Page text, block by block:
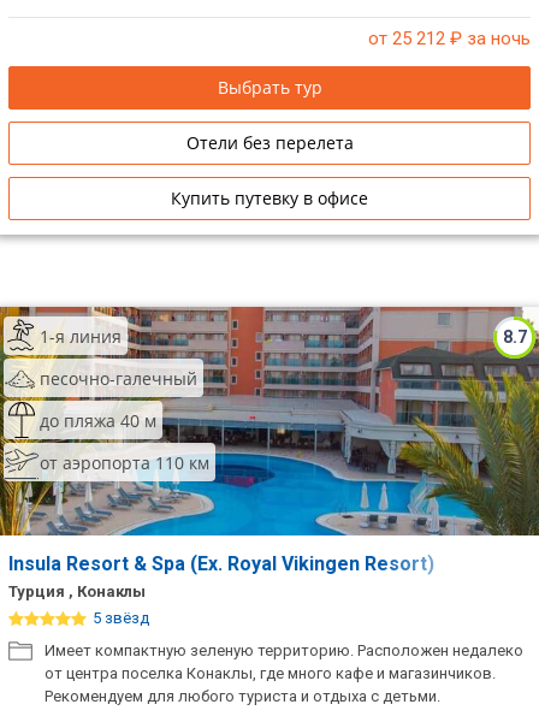
от 25 212 ₽ за ночь
Выбрать тур
Отели без перелета
Купить путевку в офисе
8.7
1-я линия
песочно-галечный
до пляжа 40 м
от аэропорта 110 км
Insula Resort & Spa (Ex. Royal Vikingen Resort)
Турция , Конаклы
5 звёзд
Имеет компактную зеленую территорию. Расположен недалеко
от центра поселка Конаклы, где много кафе и магазинчиков.
Рекомендуем для любого туриста и отдыха с детьми.